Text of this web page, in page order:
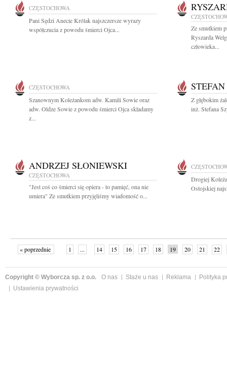
CZĘSTOCHOWA
Pani Sędzi Anecie Królak najszczersze wyrazy
współczucia z powodu śmierci Ojca...
Ze smutkiem
Ryszarda
człowieka...
CZĘSTOCHOWA
Szanownym Koleżankom adw. Kamili Sowie oraz
adw. Oldze Sowie z powodu śmierci Ojca składamy
z...
Z głębokim
inż. Stefana
ANDRZEJ SŁONIEWSKI
CZĘSTOCHOWA
"Jest coś co śmierci się opiera - to pamięć, ona nie
umiera" Ze smutkiem przyjęliśmy wiadomość o...
Drogiej
Ostojskiej
« poprzednie 1 ... 14 15 16 17 18 19 20 21
22
Copyright © Wyborcza sp. z o.o. O nas Staże u nas Reklama
Polityka
Ustawienia prywatności